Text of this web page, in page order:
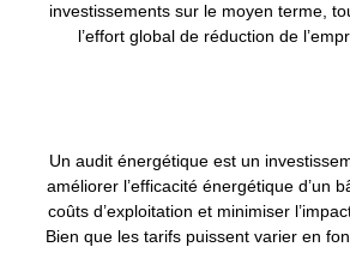
investissements sur le moyen terme,
l’effort global de réduction de
Un audit énergétique est un
améliorer l’efficacité énergétique d’un
coûts d’exploitation et minimiser
Bien que les tarifs puissent varier en